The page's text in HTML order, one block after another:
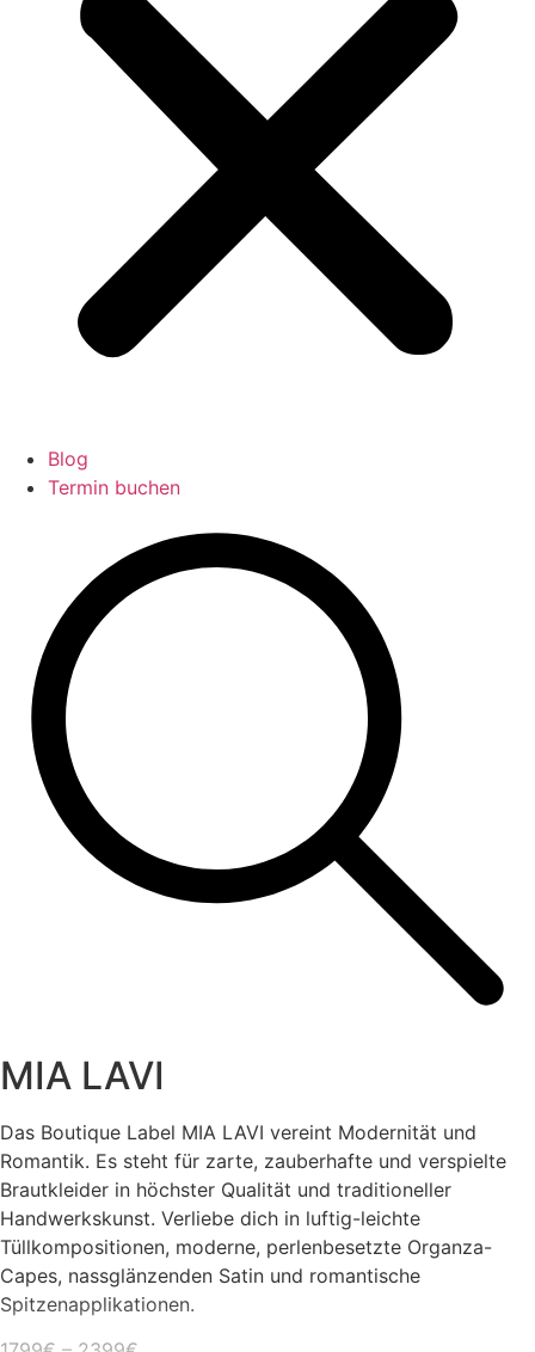
Blog
Termin buchen
MIA LAVI
Das Boutique Label MIA LAVI vereint Modernität und
Romantik. Es steht für zarte, zauberhafte und verspielte
Brautkleider in höchster Qualität und traditioneller
Handwerkskunst. Verliebe dich in luftig-leichte
Tüllkompositionen, moderne, perlenbesetzte Organza-
Capes, nassglänzenden Satin und romantische
Spitzenapplikationen.